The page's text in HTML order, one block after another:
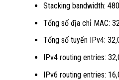
Stacking bandwidth:
Tổng số địa chỉ MAC:
Tổng số tuyến IPv4:
IPv4 routing entries:
IPv6 routing entries: